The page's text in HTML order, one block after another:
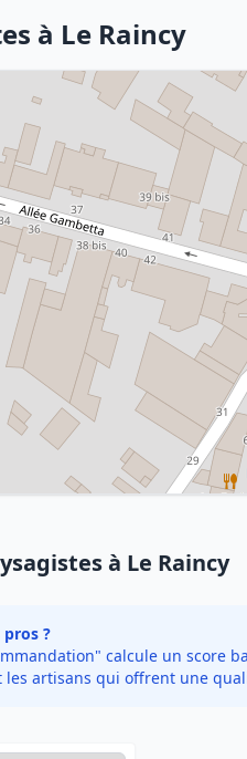
à Le Raincy
à Le Raincy
?
calcule un score
artisans qui offrent une